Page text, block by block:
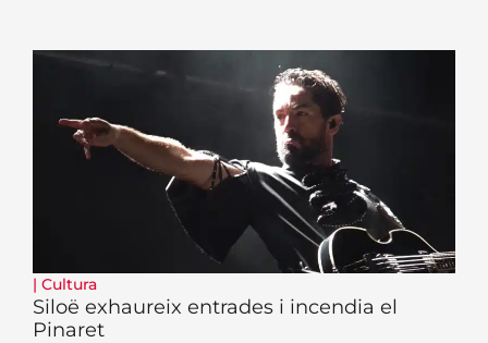
| Cultura
Siloë exhaureix entrades i incendia el
Pinaret